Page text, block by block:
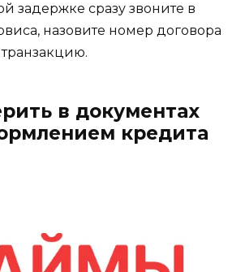
задержке сразу звоните в
назовите номер договора
в документах
кредита